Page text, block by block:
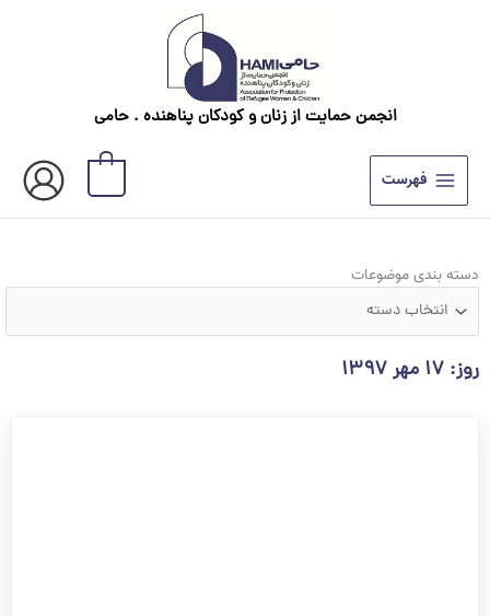
انجمن حمایت از زنان و کودکان پناهنده . حامی
فهرست
دسته بندی موضوعات
دسته
موضوعات
روز: ۱۷ مهر ۱۳۹۷